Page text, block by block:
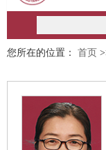
您所在的位置： 首页